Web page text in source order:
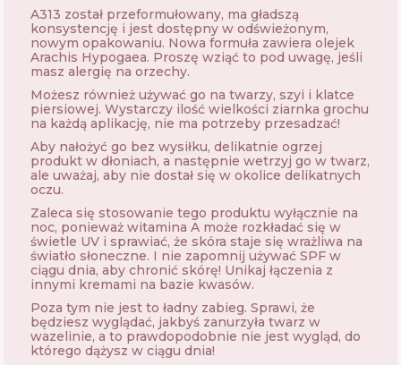
A313 został przeformułowany, ma gładszą
konsystencję i jest dostępny w odświeżonym,
nowym opakowaniu. Nowa formuła zawiera olejek
Arachis Hypogaea. Proszę wziąć to pod uwagę, jeśli
masz alergię na orzechy.
Możesz również używać go na twarzy, szyi i klatce
piersiowej. Wystarczy ilość wielkości ziarnka grochu
na każdą aplikację, nie ma potrzeby przesadzać!
Aby nałożyć go bez wysiłku, delikatnie ogrzej
produkt w dłoniach, a następnie wetrzyj go w twarz,
ale uważaj, aby nie dostał się w okolice delikatnych
oczu.
Zaleca się stosowanie tego produktu wyłącznie na
noc, ponieważ witamina A może rozkładać się w
świetle UV i sprawiać, że skóra staje się wrażliwa na
światło słoneczne. I nie zapomnij używać SPF w
ciągu dnia, aby chronić skórę! Unikaj łączenia z
innymi kremami na bazie kwasów.
Poza tym nie jest to ładny zabieg. Sprawi, że
będziesz wyglądać, jakbyś zanurzyła twarz w
wazelinie, a to prawdopodobnie nie jest wygląd, do
którego dążysz w ciągu dnia!